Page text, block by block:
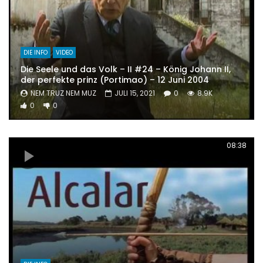
DIE INFO VIDEO
Die Seele und das Volk – II #24 – König Johann II,
der perfekte prinz (Portimao) – 12 Juni 2004
NEM TRUZ NEM MUZ JULI 15, 2021 0
8.9K
0
0
08:38